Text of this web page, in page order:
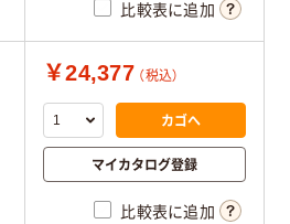
比較表に追加
￥24,377 （税込）
カゴへ
マイカタログ登録
比較表に追加